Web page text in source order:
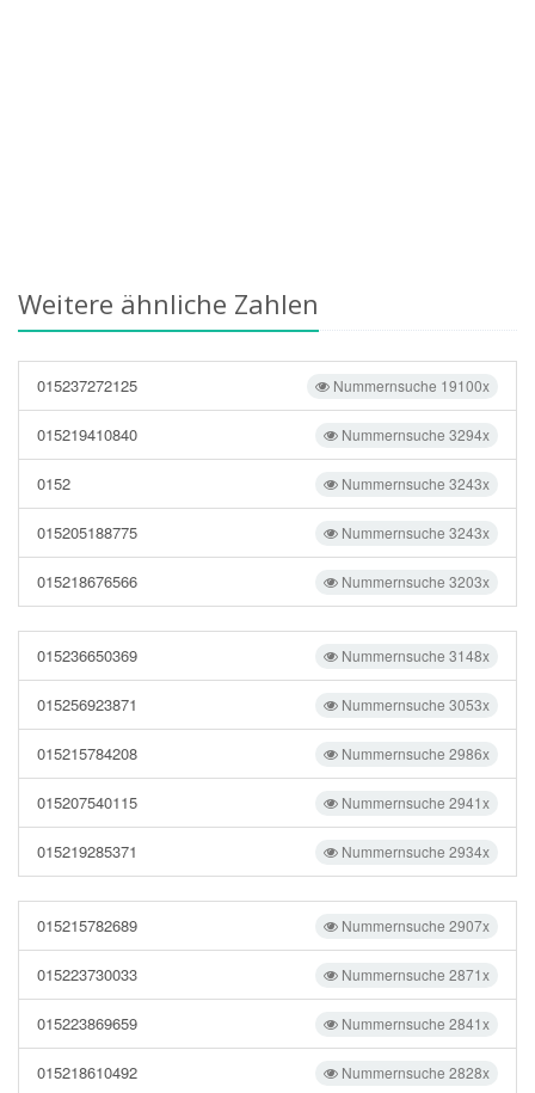
Weitere ähnliche Zahlen
Nummernsuche 19100x
015237272125
Nummernsuche 3294x
015219410840
Nummernsuche 3243x
0152
Nummernsuche 3243x
015205188775
Nummernsuche 3203x
015218676566
Nummernsuche 3148x
015236650369
Nummernsuche 3053x
015256923871
Nummernsuche 2986x
015215784208
Nummernsuche 2941x
015207540115
Nummernsuche 2934x
015219285371
Nummernsuche 2907x
015215782689
Nummernsuche 2871x
015223730033
Nummernsuche 2841x
015223869659
Nummernsuche 2828x
015218610492